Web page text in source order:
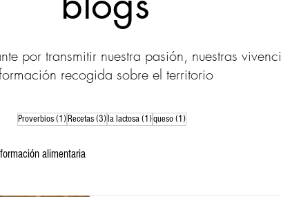
por transmitir nuestra pasión, nuestras
recogida sobre el territorio
Proverbios (1)1 entrada
Recetas (3)3 entradas
la lactosa (1)1 entrada
queso (1)1 entrada
alimentaria